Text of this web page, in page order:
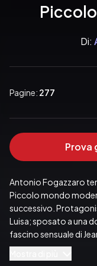
Di:
Pagine: 277
Prova
Antonio Fogazzaro
Piccolo mondo
successivo.
Luisa; sposato a una
fascino sensuale di
bella e ricca,
rapporto, fatto di